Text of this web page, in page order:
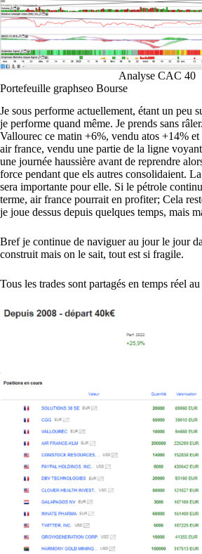
Analyse CAC 40
Portefeuille graphseo Bourse
Je sous performe actuellement, étant un peu
je performe quand même. Je prends sans
Vallourec ce matin +6%, vendu atos +14%
air france, vendu une partie de la ligne
une journée haussière avant de reprendre
force pendant que els autres consolidaient.
sera importante pour elle. Si le pétrole
terme, air france pourrait en profiter; Cela
je joue dessus depuis quelques temps, mais
Bref je continue de naviguer au jour le jour
construit mais on le sait, tout est si fragile.
Tous les trades sont partagés en temps réel